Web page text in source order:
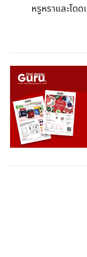
หรูหราและโดด